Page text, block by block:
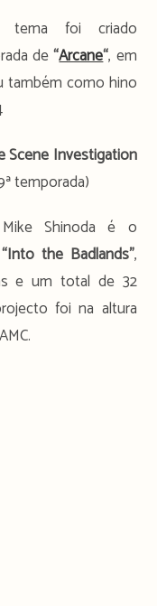
foi criado
de“Arcane“, em
também como hino
Scene Investigation
temporada)
Shinoda é o
“Into the Badlands”,
e um total de 32
foi na altura